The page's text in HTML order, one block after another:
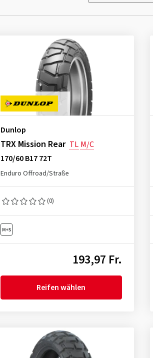
Dunlop
TRX Mission Rear TL M/C
170/60 B17 72T
Enduro Offroad/Straße
(0)
193,97 Fr.
Reifen wählen